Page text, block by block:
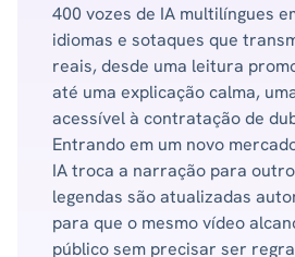
400 vozes de IA multilíngues
idiomas e sotaques que
reais, desde uma leitura
até uma explicação calma,
acessível à contratação de
Entrando em um novo
IA troca a narração para
legendas são atualizadas
para que o mesmo vídeo
público sem precisar ser